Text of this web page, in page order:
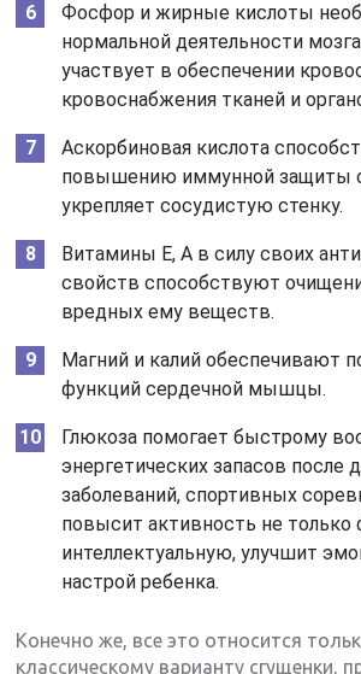
Фосфор и жирные кислоты
нормальной деятельности
участвует в обеспечении
кровоснабжения тканей и
Аскорбиновая кислота
повышению иммунной защиты
укрепляет сосудистую стенку.
Витамины Е, А в силу своих
свойств способствуют
вредных ему веществ.
Магний и калий обеспечивают
функций сердечной мышцы.
Глюкоза помогает быстрому
энергетических запасов после
заболеваний, спортивных
повысит активность не только
интеллектуальную, улучшит
настрой ребенка.
Конечно же, все это относится
классическому варианту сгущенки,